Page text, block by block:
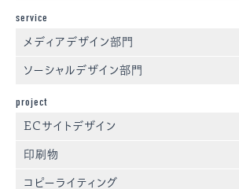
service
メディアデザイン部門
ソーシャルデザイン部門
project
ECサイトデザイン
印刷物
コピーライティング